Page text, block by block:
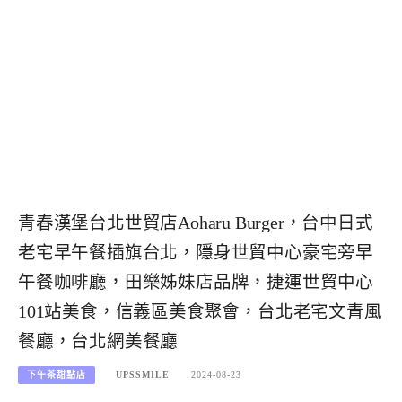
青春漢堡台北世貿店Aoharu Burger，台中日式
老宅早午餐插旗台北，隱身世貿中心豪宅旁早
午餐咖啡廳，田樂姊妹店品牌，捷運世貿中心
101站美食，信義區美食聚會，台北老宅文青風
餐廳，台北網美餐廳
下午茶甜點店 UPSSMILE 2024-08-23